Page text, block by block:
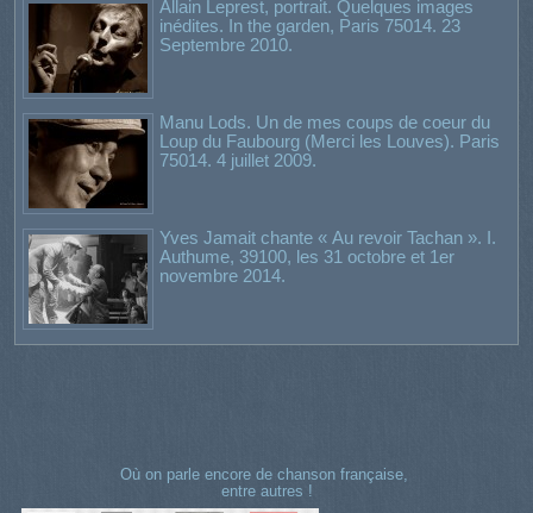
Allain Leprest, portrait. Quelques images
inédites. In the garden, Paris 75014. 23
Septembre 2010.
Manu Lods. Un de mes coups de coeur du
Loup du Faubourg (Merci les Louves). Paris
75014. 4 juillet 2009.
Yves Jamait chante « Au revoir Tachan ». I.
Authume, 39100, les 31 octobre et 1er
novembre 2014.
Où on parle encore de chanson française,
entre autres !